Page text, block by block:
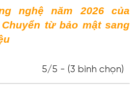
nghệ năm 2026 của
từ bảo mật sang
5/5 - (3 bình chọn)